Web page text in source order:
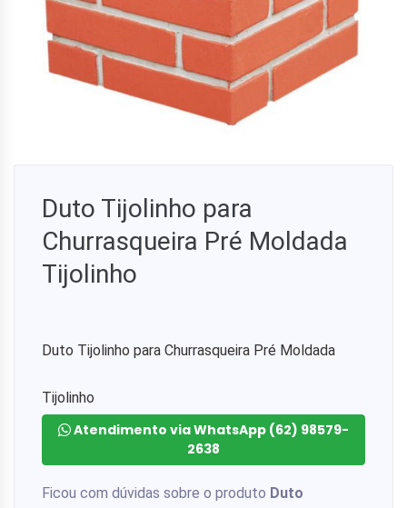
Duto Tijolinho para
Churrasqueira Pré Moldada
Tijolinho
Duto Tijolinho para Churrasqueira Pré Moldada
Tijolinho
Atendimento via WhatsApp (62) 98579-
2638
Ficou com dúvidas sobre o produto Duto